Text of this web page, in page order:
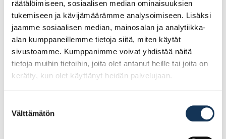
räätälöimiseen, sosiaalisen median ominaisuuksien
tukemiseen ja kävijämäärämme analysoimiseen. Lisäksi
jaamme sosiaalisen median, mainosalan ja analytiikka-
alan kumppaneillemme tietoja siitä, miten käytät
sivustoamme. Kumppanimme voivat yhdistää näitä
tietoja muihin tietoihin, joita olet antanut heille tai joita on
kerätty, kun olet käyttänyt heidän palvelujaan.
valinta
Välttämätön
Tutustu myös